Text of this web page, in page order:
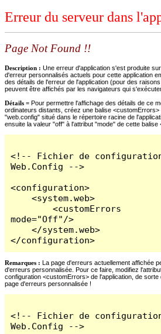
Erreur du serveur dans
Page Not Found !!
Description : Une erreur d'application s'est produite
d'erreur personnalisés actuels pour cette application
des détails de l'erreur de l'application (pour des
peuvent être affichés par les navigateurs qui
Détails = Pour permettre l'affichage des détails de ce
ordinateurs distants, créez une balise
"web.config" situé dans le répertoire racine de
ensuite la valeur "off" à l'attribut "mode" de cette balise
<!-- Fichier de
Web.Config -->
<configuration>
    <system.web>
        <customErrors
mode="Off"/>
    </system.web>
</configuration>
Remarques : La page d'erreurs actuellement affichée
d'erreurs personnalisée. Pour ce faire, modifiez
configuration <customErrors> de l'application, de
page d'erreurs personnalisée !
<!-- Fichier de
Web.Config -->